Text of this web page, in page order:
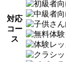
対応
コー
ス